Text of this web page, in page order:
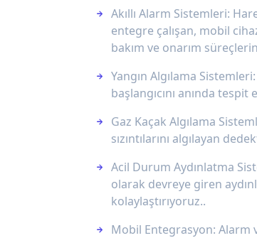
Akıllı Alarm Sistemleri:
entegre çalışan, mobil
bakım ve onarım
Yangın Algılama
başlangıcını anında
Gaz Kaçak Algılama
sızıntılarını algılayan
Acil Durum Aydınlatma
olarak devreye giren
kolaylaştırıyoruz..
Mobil Entegrasyon: